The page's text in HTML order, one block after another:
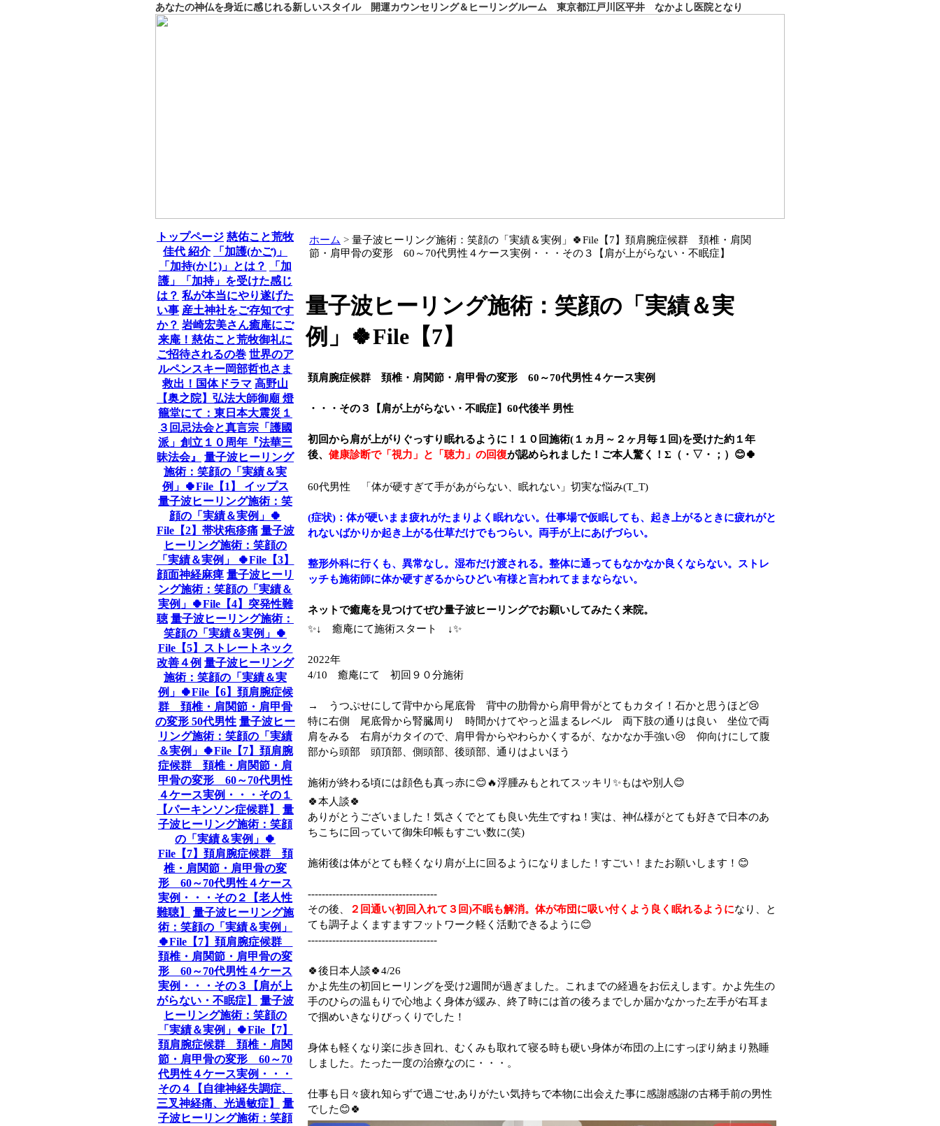
あなたの神仏を身近に感じれる新しいスタイル 開運カウンセリング＆ヒーリングルーム 東京都江戸川区平井 なかよし医院となり
トップページ 慈佑こと荒牧
佳代 紹介
「加護(かご)」
「加持(かじ)」とは？
「加
護」「加持」を受けた感じ
は？ 私が本当にやり遂げた
い事 産土神社をご存知です
か？ 岩崎宏美さん癒庵にご
来庵！慈佑こと荒牧御礼に
ご招待されるの巻 世界のア
ルペンスキー岡部哲也さま
救出！国体ドラマ 高野山
【奥之院】弘法大師御廟 燈
籠堂にて：東日本大震災１
３回忌法会と真言宗「護國
派」創立１０周年『法華三
昧法会』
量子波ヒーリング
施術：笑顔の「実績＆実
例」🍀File【1】 イップス
量子波ヒーリング施術：笑
顔の「実績＆実例」🍀
File【2】帯状疱疹痛 量子波
ヒーリング施術：笑顔の
「実績＆実例」 🍀File【3】
顔面神経麻痺 量子波ヒーリ
ング施術：笑顔の「実績＆
実例」🍀File【4】突発性難
聴 量子波ヒーリング施術：
笑顔の「実績＆実例」🍀
File【5】ストレートネック
改善４例 量子波ヒーリング
施術：笑顔の「実績＆実
例」🍀File【6】頚肩腕症候
群 頚椎・肩関節・肩甲骨
の変形 50代男性 量子波ヒー
リング施術：笑顔の「実績
＆実例」🍀File【7】頚肩腕
症候群 頚椎・肩関節・肩
甲骨の変形 60～70代男性
４ケース実例・・・その１
【パーキンソン症候群】
量
子波ヒーリング施術：笑顔
の「実績＆実例」🍀
File【7】頚肩腕症候群 頚
椎・肩関節・肩甲骨の変
形 60～70代男性４ケース
実例・・・その２【老人性
難聴】
量子波ヒーリング施
術：笑顔の「実績＆実例」
🍀File【7】頚肩腕症候群
頚椎・肩関節・肩甲骨の変
形 60～70代男性４ケース
実例・・・その３【肩が上
がらない・不眠症】
量子波
ヒーリング施術：笑顔の
「実績＆実例」🍀File【7】
頚肩腕症候群 頚椎・肩関
節・肩甲骨の変形 60～70
代男性４ケース実例・・・
その４【自律神経失調症、
三叉神経痛、光過敏症】
量
子波ヒーリング施術：笑顔
ホーム
量子波ヒーリング施術：笑顔の「実績＆実例」🍀File【7】頚肩腕症候群 頚椎・肩関
節・肩甲骨の変形 60～70代男性４ケース実例・・・その３【肩が上がらない・不眠症】
量子波ヒーリング施術：笑顔の「実績＆実
例」🍀File【7】
頚肩腕症候群 頚椎・肩関節・肩甲骨の変形 60～70代男性４ケース実例
・・・その３【肩が上がらない・不眠症】60代後半 男性
初回から肩が上がりぐっすり眠れるように！１０回施術(１ヵ月～２ヶ月毎１回)を受けた約１年
後、 健康診断で「視力」と「聴力」の回復が認められました！ご本人驚く！Σ（・▽・；）😊🍀
60代男性 「体が硬すぎて手があがらない、眠れない」切実な悩み(T_T)
(症状)：体が硬いまま疲れがたまりよく眠れない。仕事場で仮眠しても、起き上がるときに疲れがと
れないばかりか起き上がる仕草だけでもつらい。両手が上にあげづらい。
整形外科に行くも、異常なし。湿布だけ渡される。整体に通ってもなかなか良くならない。ストレ
ッチも施術師に体か硬すぎるからひどい有様と言われてままならない。
ネットで癒庵を見つけてぜひ量子波ヒーリングでお願いしてみたく来院。
✨↓ 癒庵にて施術スタート ↓✨
2022年
4/10 癒庵にて 初回９０分施術
→ うつぷせにして背中から尾底骨 背中の肋骨から肩甲骨がとてもカタイ！石かと思うほど😢
特に右側 尾底骨から腎臓周り 時間かけてやっと温まるレベル 両下肢の通りは良い 坐位で両
肩をみる 右肩がカタイので、肩甲骨からやわらかくするが、なかなか手強い😢 仰向けにして腹
部から頭部 頭頂部、側頭部、後頭部、通りはよいほう
施術が終わる頃には顔色も真っ赤に😊🔥浮腫みもとれてスッキリ✨もはや別人😊
🍀本人談🍀
ありがとうございました！気さくでとても良い先生ですね！実は、神仏様がとても好きで日本のあ
ちこちに回っていて御朱印帳もすごい数に(笑)
施術後は体がとても軽くなり肩が上に回るようになりました！すごい！またお願いします！😊
-------------------------------------
その後、
２回通い(初回入れて３回)不眠も解消。体が布団に吸い付くよう良く眠れるようになり、と
ても調子よくますますフットワーク軽く活動できるように😊
-------------------------------------
🍀後日本人談🍀4/26
かよ先生の初回ヒーリングを受け2週間が過ぎました。これまでの経過をお伝えします。かよ先生の
手のひらの温もりで心地よく身体が緩み、終了時には首の後ろまでしか届かなかった左手が右耳ま
で掴めいきなりびっくりでした！
身体も軽くなり楽に歩き回れ、むくみも取れて寝る時も硬い身体が布団の上にすっぽり納まり熟睡
しました。たった一度の治療なのに・・・。
仕事も日々疲れ知らずで過ごせ,ありがたい気持ちで本物に出会えた事に感謝感謝の古稀手前の男性
でした😊🍀